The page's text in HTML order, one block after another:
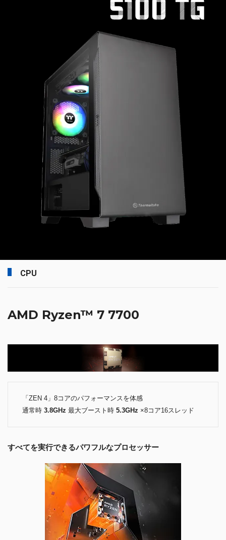
CPU
AMD Ryzen™ 7 7700
「ZEN 4」8コアのパフォーマンスを体感
通常時 3.8GHz 最大ブースト時 5.3GHz ×8コア16スレッド
すべてを実行できるパワフルなプロセッサー